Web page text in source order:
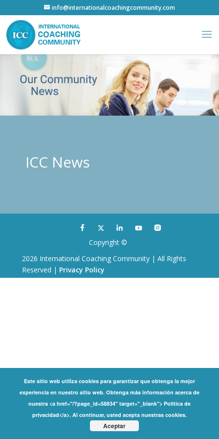
info@internationalcoachingcommunity.com
ICC News
Copyright ©
2026 International Coaching Community | All Rights
Reserved | Privacy Policy
Este sitio web utiliza cookies para garantizar que obtenga la mejor
experiencia en nuestro sitio web. Obtenga más información acerca de
nuestra <a href="/?page_id=58834" target="_blank"> Política de
privacidad</a>. Al continuar, usted acepta nuestras cookies.
Aceptar